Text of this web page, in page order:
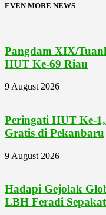
EVEN MORE NEWS
Pangdam XIX/
HUT Ke-69 Riau
9 August 2026
Peringati HUT Ke-
Gratis di Pekanbaru
9 August 2026
Hadapi Gejolak
LBH Feradi